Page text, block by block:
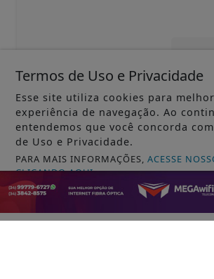
Termos de Uso e Privacidade
Esse site utiliza cookies para
experiência de navegação. Ao
entendemos que você concorda
de Uso e Privacidade.
PARA MAIS INFORMAÇÕES,ACESSE
CLICANDO AQUI
PROSSEGUIR